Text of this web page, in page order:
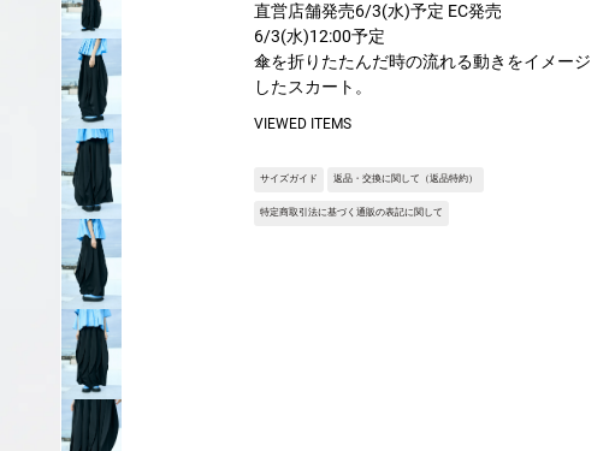
直営店舗発売6/3(水)予定 EC発売
6/3(水)12:00予定
傘を折りたたんだ時の流れる動きをイメージ
したスカート。
ウエストがフルゴム仕様で締め付けなくリラ
ックスして着用できます。
VIEWED ITEMS
サイズガイド 返品・交換に関して（返品特約）
特定商取引法に基づく通販の表記に関して